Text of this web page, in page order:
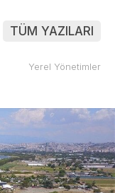
TÜM YAZILARI
Yerel Yönetimler